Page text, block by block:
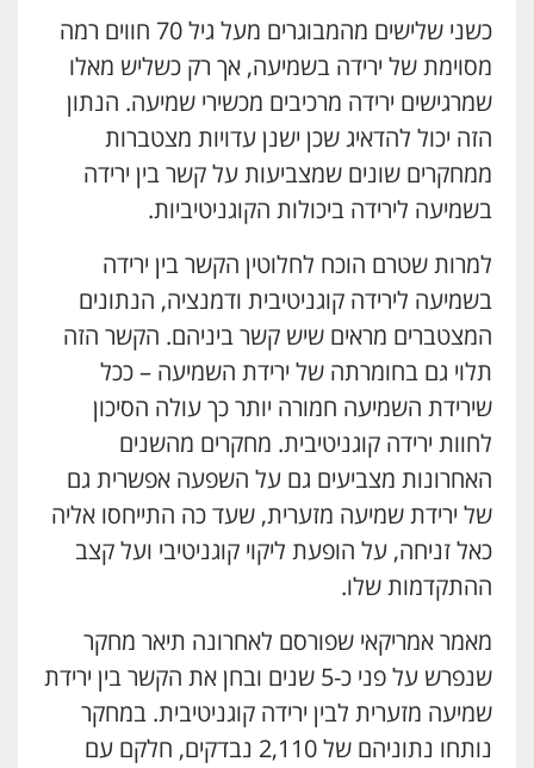
כשני שלישים מהמבוגרים מעל גיל 70 חווים רמה
מסוימת של ירידה בשמיעה, אך רק כשליש מאלו
שמרגישים ירידה מרכיבים מכשירי שמיעה. הנתון
הזה יכול להדאיג שכן ישנן עדויות מצטברות
ממחקרים שונים שמצביעות על קשר בין ירידה
בשמיעה לירידה ביכולות הקוגניטיביות.
למרות שטרם הוכח לחלוטין הקשר בין ירידה
בשמיעה לירידה קוגניטיבית ודמנציה, הנתונים
המצטברים מראים שיש קשר ביניהם. הקשר הזה
תלוי גם בחומרתה של ירידת השמיעה – ככל
שירידת השמיעה חמורה יותר כך עולה הסיכון
לחוות ירידה קוגניטיבית. מחקרים מהשנים
האחרונות מצביעים גם על השפעה אפשרית גם
של ירידת שמיעה מזערית, שעד כה התייחסו אליה
כאל זניחה, על הופעת ליקוי קוגניטיבי ועל קצב
ההתקדמות שלו.
מאמר אמריקאי שפורסם לאחרונה תיאר מחקר
שנפרש על פני כ-5 שנים ובחן את הקשר בין ירידת
שמיעה מזערית לבין ירידה קוגניטיבית. במחקר
נותחו נתוניהם של 2,110 נבדקים, חלקם עם